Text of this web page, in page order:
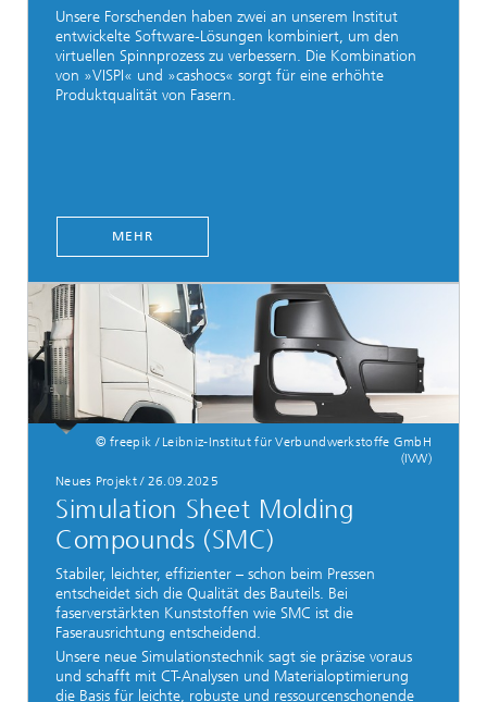
Unsere Forschenden haben zwei an unserem Institut
entwickelte Software-Lösungen kombiniert, um den
virtuellen Spinnprozess zu verbessern. Die Kombination
von »VISPI« und »cashocs« sorgt für eine erhöhte
Produktqualität von Fasern.
MEHR
© freepik / Leibniz-Institut für Verbundwerkstoffe GmbH
(IVW)
Neues Projekt / 26.09.2025
Simulation Sheet Molding
Compounds (SMC)
Stabiler, leichter, effizienter – schon beim Pressen
entscheidet sich die Qualität des Bauteils. Bei
faserverstärkten Kunststoffen wie SMC ist die
Faserausrichtung entscheidend.
Unsere neue Simulationstechnik sagt sie präzise voraus
und schafft mit CT-Analysen und Materialoptimierung
die Basis für leichte, robuste und ressourcenschonende